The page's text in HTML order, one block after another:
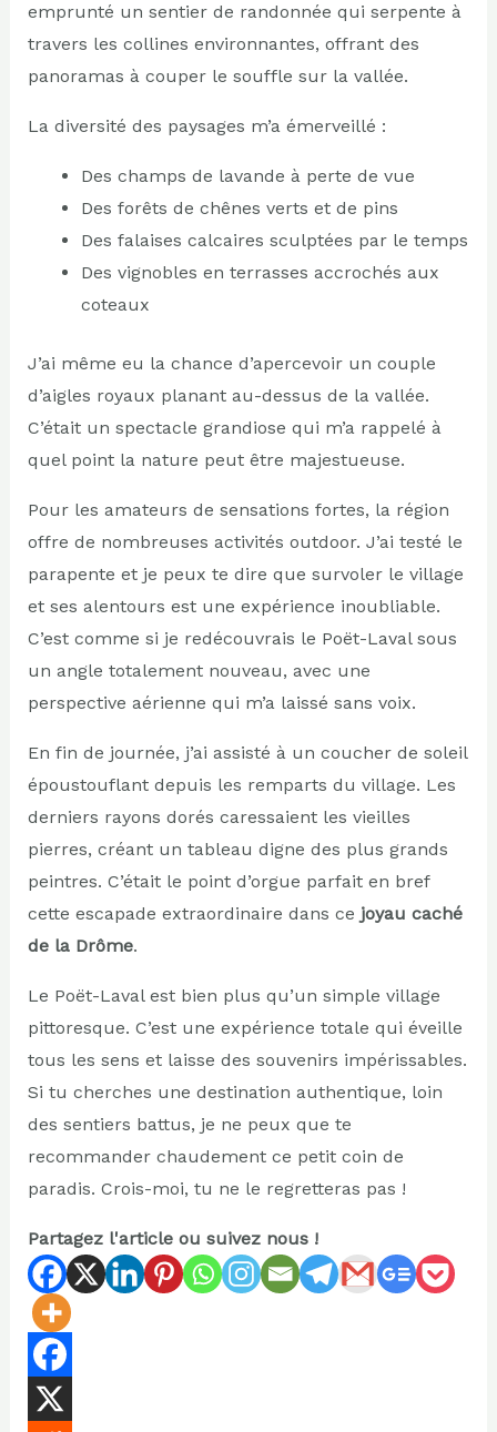
emprunté un sentier de randonnée qui serpente à
travers les collines environnantes, offrant des
panoramas à couper le souffle sur la vallée.
La diversité des paysages m’a émerveillé :
Des champs de lavande à perte de vue
Des forêts de chênes verts et de pins
Des falaises calcaires sculptées par le temps
Des vignobles en terrasses accrochés aux
coteaux
J’ai même eu la chance d’apercevoir un couple
d’aigles royaux planant au-dessus de la vallée.
C’était un spectacle grandiose qui m’a rappelé à
quel point la nature peut être majestueuse.
Pour les amateurs de sensations fortes, la région
offre de nombreuses activités outdoor. J’ai testé le
parapente et je peux te dire que survoler le village
et ses alentours est une expérience inoubliable.
C’est comme si je redécouvrais le Poët-Laval sous
un angle totalement nouveau, avec une
perspective aérienne qui m’a laissé sans voix.
En fin de journée, j’ai assisté à un coucher de soleil
époustouflant depuis les remparts du village. Les
derniers rayons dorés caressaient les vieilles
pierres, créant un tableau digne des plus grands
peintres. C’était le point d’orgue parfait en bref
cette escapade extraordinaire dans ce joyau caché
de la Drôme.
Le Poët-Laval est bien plus qu’un simple village
pittoresque. C’est une expérience totale qui éveille
tous les sens et laisse des souvenirs impérissables.
Si tu cherches une destination authentique, loin
des sentiers battus, je ne peux que te
recommander chaudement ce petit coin de
paradis. Crois-moi, tu ne le regretteras pas !
Partagez l'article ou suivez nous !